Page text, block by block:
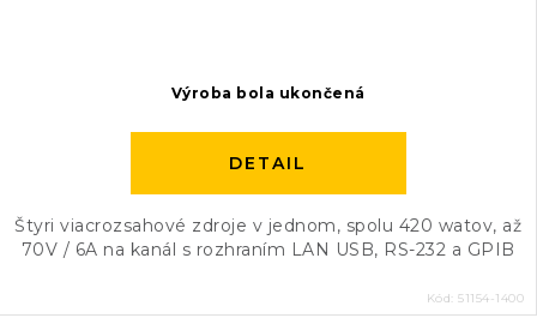
Výroba bola ukončená
DETAIL
Štyri viacrozsahové zdroje v jednom, spolu 420 watov, až
70V / 6A na kanál s rozhraním LAN USB, RS-232 a GPIB
Kód: 51154-1400